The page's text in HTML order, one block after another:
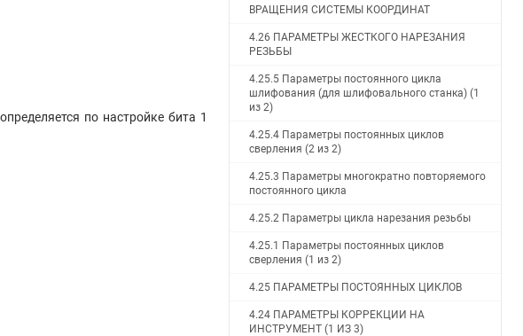
по настройке бита 1
ВРАЩЕНИЯ СИСТЕМЫ КООРДИНАТ
4.26 ПАРАМЕТРЫ ЖЕСТКОГО НАРЕЗАНИЯ
РЕЗЬБЫ
4.25.5 Параметры постоянного цикла
шлифования (для шлифовального станка) (1
из 2)
4.25.4 Параметры постоянных циклов
сверления (2 из 2)
4.25.3 Параметры многократно повторяемого
постоянного цикла
4.25.2 Параметры цикла нарезания резьбы
4.25.1 Параметры постоянных циклов
сверления (1 из 2)
4.25 ПАРАМЕТРЫ ПОСТОЯННЫХ ЦИКЛОВ
4.24 ПАРАМЕТРЫ КОРРЕКЦИИ НА
ИНСТРУМЕНТ (1 ИЗ 3)